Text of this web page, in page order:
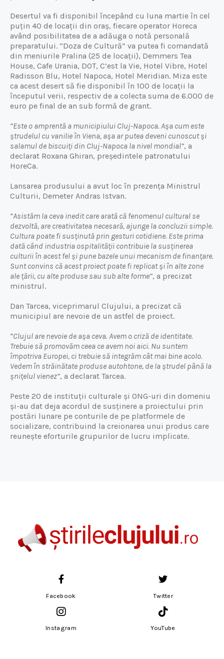
Desertul va fi disponibil începând cu luna martie în cel
puțin 40 de locații din oraș, fiecare operator Horeca
având posibilitatea de a adăuga o notă personală
preparatului. “Doza de Cultură” va putea fi comandată
din meniurile Pralina (25 de locații), Demmers Tea
House, Cafe Urania, DOT, C’est la Vie, Hotel Vibre, Hotel
Radisson Blu, Hotel Napoca, Hotel Meridian. Miza este
ca acest desert să fie disponibil în 100 de locații la
începutul verii, respectiv de a colecta suma de 6.000 de
euro pe final de an sub formă de grant.
“Este o amprentă a municipiului Cluj-Napoca. Așa cum este
ștrudelul cu vanilie în Viena, așa ar putea deveni cunoscut și
salamul de biscuiți din Cluj-Napoca la nivel mondial”, a
declarat Roxana Ghiran, președintele patronatului
HoreCa.
Lansarea produsului a avut loc în prezența Ministrul
Culturii, Demeter Andras Istvan.
“Asistăm la ceva inedit care arată că fenomenul cultural se
dezvoltă, are creativitatea necesară, ajunge la concluzii simple.
Cultura poate fi susținută prin gesturi cotidiene. Este prima
dată când industria ospitalității contribuie la susținerea
culturii în acest fel și pune bazele unui mecanism de finanțare.
Sunt convins că acest proiect poate fi replicat și în alte zone
ale țării, cu alte produse sau sub alte forme”, a precizat
ministrul.
Dan Tarcea, viceprimarul Clujului, a precizat că
municipiul are nevoie de un astfel de proiect.
“Clujul are nevoie de așa ceva. Avem o criză de identitate.
Trebuie să promovăm ceea ce avem noi aici. Nu suntem
împotriva Europei, ci trebuie să integrăm cât mai bine acolo.
Vedem în străinătate produse autohtone, de la ștrudel până la
șnițelul vienez”, a declarat Tarcea.
Peste 20 de instituții culturale și ONG-uri din domeniu
și-au dat deja acordul de susținere a proiectului prin
postări lunare pe conturile de pe platformele de
socializare, contribuind la creionarea unui produs care
reunește eforturile grupurilor de lucru implicate.
Facebook Twitter
Instagram YouTube